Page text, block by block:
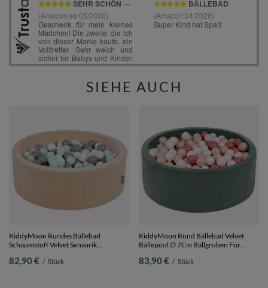
SIEHE AUCH
KiddyMoon Rundes Bällebad
Schaumstoff Velvet Sensorik
Weiß/Grau/Mint, 90 x 30 cm 200 Bälle
82,90 € / Stück
KiddyMoon Rund Bällebad Velvet
Bällepool ∅ 7Cm Ballgruben Für
Hergestellt in der EU, waldgrün:
83,90 € / Stück